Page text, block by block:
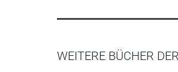
WEITERE BÜCHER